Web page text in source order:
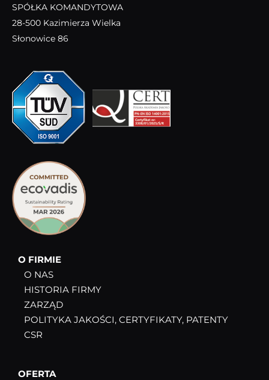
SPÓŁKA KOMANDYTOWA
28-500 Kazimierza Wielka
Słonowice 86
O FIRMIE
O NAS
HISTORIA FIRMY
ZARZĄD
POLITYKA JAKOŚCI, CERTYFIKATY, PATENTY
CSR
OFERTA